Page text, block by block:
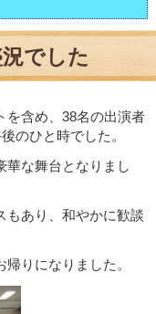
でした
を含め、38名の出演者
のひと時でした。
華な舞台となりまし
もあり、和やかに歓談
りになりました。